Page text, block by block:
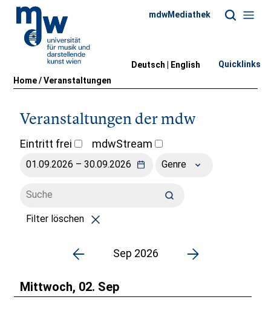
Home/Veranstaltungen
mdwMediathek
Deutsch | English Quicklinks
Veranstaltungen der mdw
Eintritt frei mdwStream
Genre
Filter löschen
Sep 2026
Mittwoch, 02. Sep